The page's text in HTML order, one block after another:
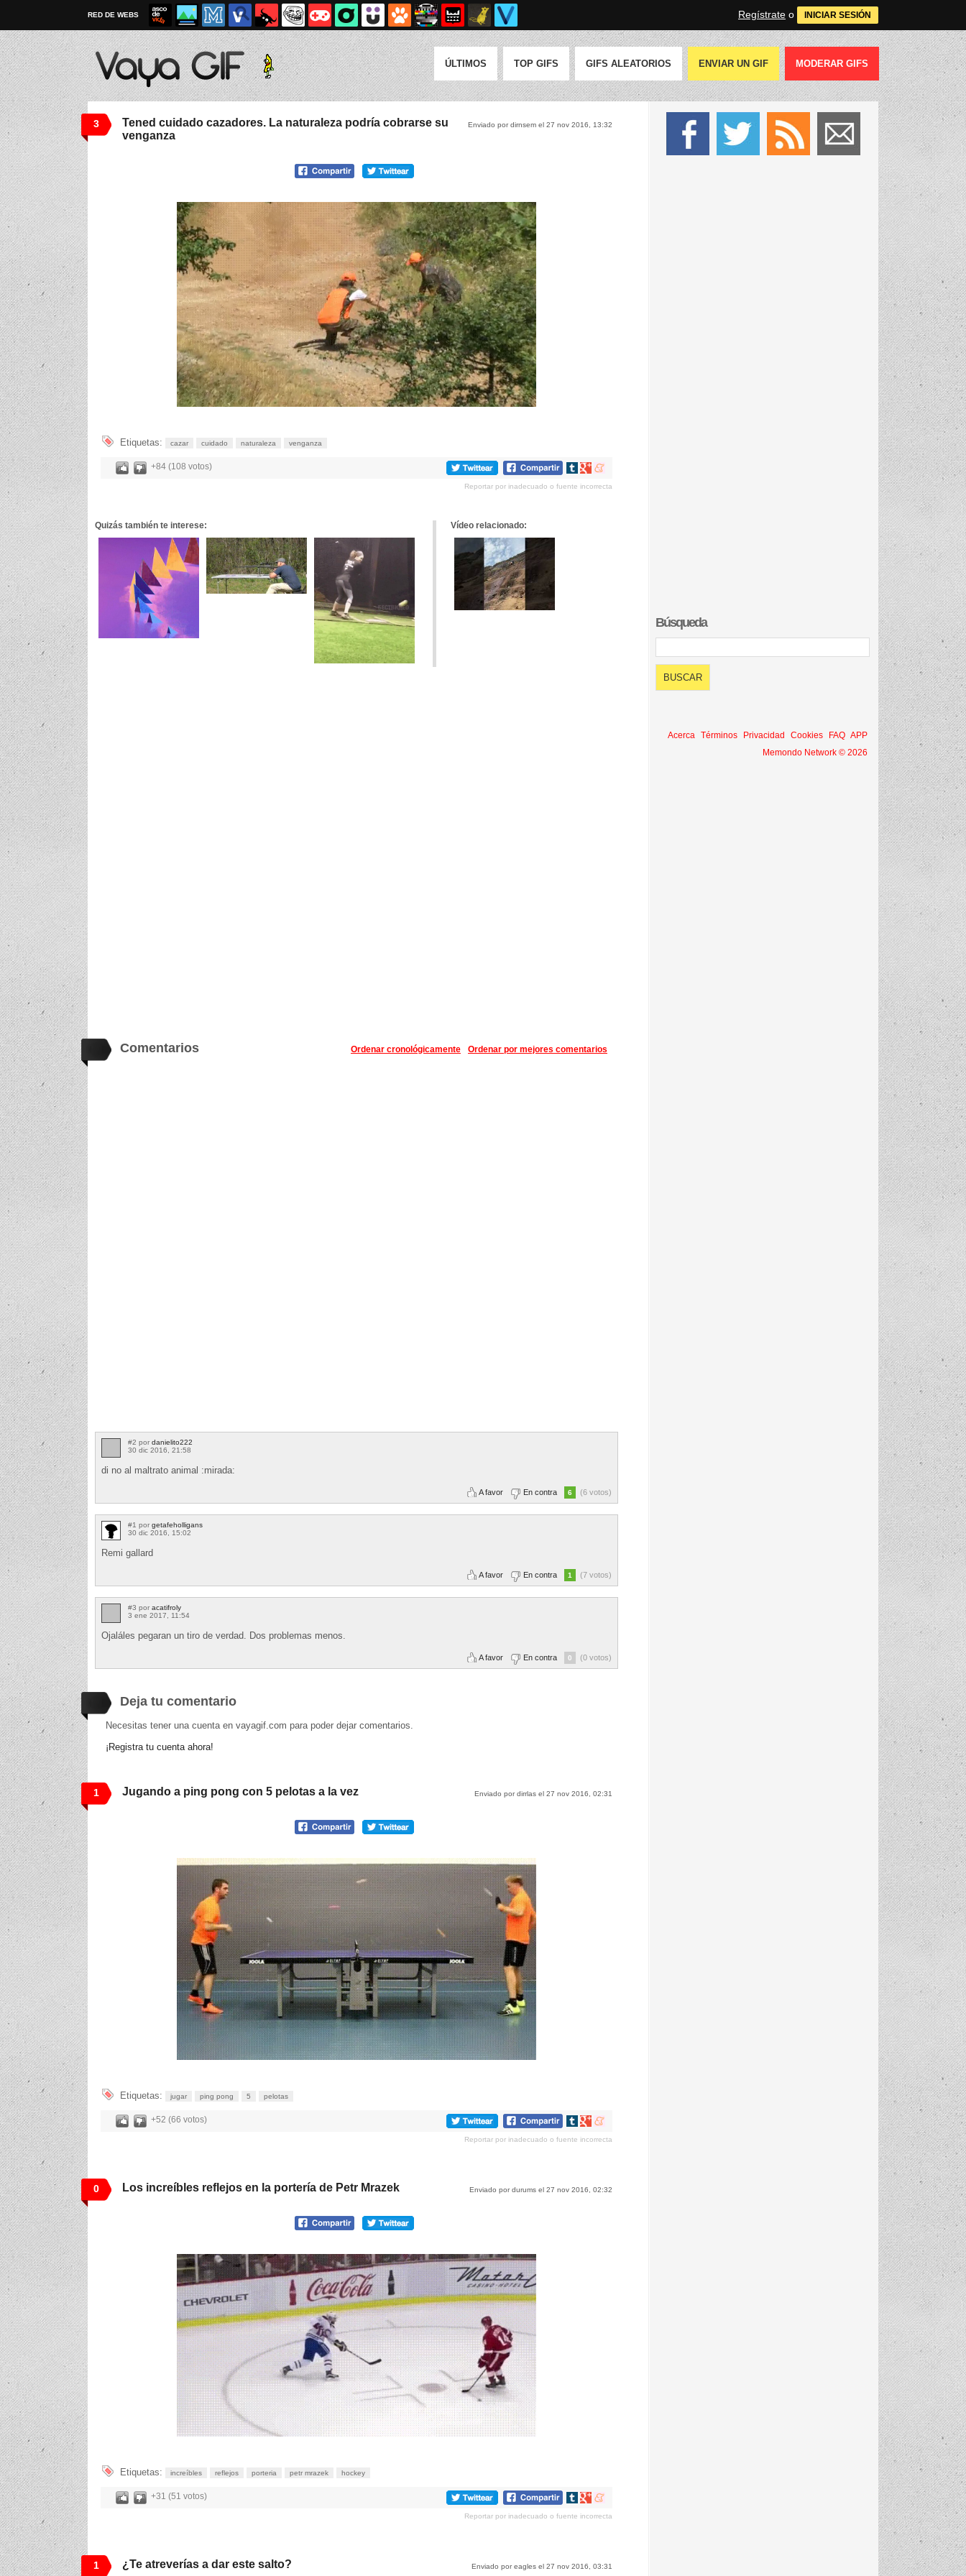
RED DE WEBS Regístrate o INICIAR SESIÓN
ÚLTIMOS TOP GIFS GIFS ALEATORIOS ENVIAR UN GIF MODERAR GIFS
3 Enviado por dirnsem el 27 nov 2016, 13:32
Tened cuidado cazadores. La naturaleza podría cobrarse su
venganza
Etiquetas: cazar cuidado naturaleza venganza
+84 (108 votos)
Compartir
tumblr
Compartir
Google+
Compartir
meneame
Reportar por inadecuado o fuente incorrecta
Quizás también te interese: Vídeo relacionado:
Comentarios Ordenar por mejores comentarios
Ordenar cronológicamente
#2 por danielito222
30 dic 2016, 21:58
di no al maltrato animal :mirada:
A favor En contra 6 (6 votos)
#1 por getafeholligans
30 dic 2016, 15:02
Remi gallard
A favor En contra 1 (7 votos)
#3 por acatifroly
3 ene 2017, 11:54
Ojaláles pegaran un tiro de verdad. Dos problemas menos.
A favor En contra 0 (0 votos)
Deja tu comentario
Necesitas tener una cuenta en vayagif.com para poder dejar comentarios.
¡Registra tu cuenta ahora!
1 Enviado por dirrlas el 27 nov 2016, 02:31
Jugando a ping pong con 5 pelotas a la vez
Etiquetas: jugar ping pong 5 pelotas
+52 (66 votos)
Compartir
tumblr
Compartir
Google+
Compartir
meneame
Reportar por inadecuado o fuente incorrecta
0 Enviado por durums el 27 nov 2016, 02:32
Los increíbles reflejos en la portería de Petr Mrazek
Etiquetas: increíbles reflejos porteria petr mrazek hockey
+31 (51 votos)
Compartir
tumblr
Compartir
Google+
Compartir
meneame
Reportar por inadecuado o fuente incorrecta
1 Enviado por eagles el 27 nov 2016, 03:31
¿Te atreverías a dar este salto?
Búsqueda
Acerca Términos Privacidad Cookies FAQ APP
Memondo Network © 2026